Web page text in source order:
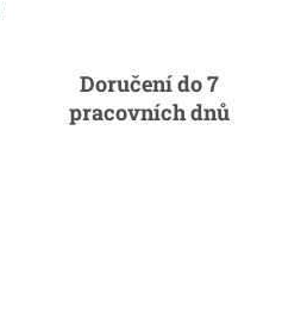
Doručení do 7
pracovních dnů